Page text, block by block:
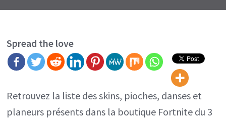
Boutique
avril
2021
Spread the love
Retrouvez la liste des skins, pioches, danses et
planeurs présents dans la boutique Fortnite du 3